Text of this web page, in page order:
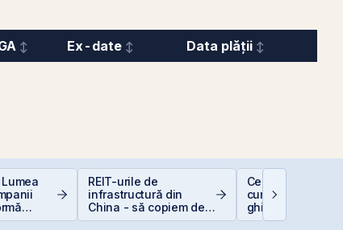
Ex-date
Data plății
REIT-urile de
infrastructură din
China - să copiem de
la cel ce copiază?!
Ce sunt
cum
ghid complet
investitori în